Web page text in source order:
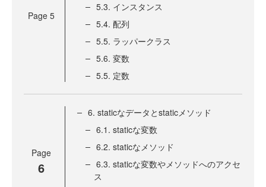
Page 5
5.3. インスタンス
5.4. 配列
5.5. ラッパークラス
5.6. 変数
5.5. 定数
Page
6
6. staticなデータとstaticメソッド
6.1. staticな変数
6.2. staticなメソッド
6.3. staticな変数やメソッドへのアクセ
ス